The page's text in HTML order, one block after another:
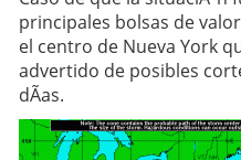
principales bolsas de
el centro de Nueva York
advertido de posibles
dÃ­as.